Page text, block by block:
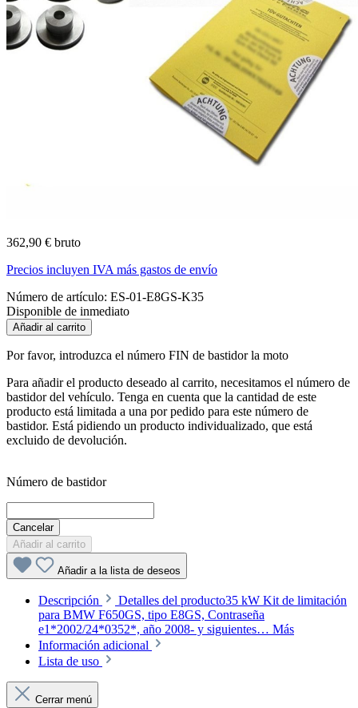
362,90 € bruto
Precios incluyen IVA más gastos de envío
Número de artículo: ES-01-E8GS-K35
Disponible de inmediato
Añadir al carrito
Por favor, introduzca el número FIN de bastidor la moto
Para añadir el producto deseado al carrito, necesitamos el número de
bastidor del vehículo. Tenga en cuenta que la cantidad de este
producto está limitada a una por pedido para este número de
bastidor. Está pidiendo un producto individualizado, que está
excluido de devolución.
Número de bastidor
Cancelar
Añadir al carrito
Añadir a la lista de deseos
Descripción
Detalles del producto35 kW Kit de limitación
para BMW F650GS, tipo E8GS, Contraseña
e1*2002/24*0352*, año 2008- y siguientes… Más
Información adicional
Lista de uso
Cerrar menú